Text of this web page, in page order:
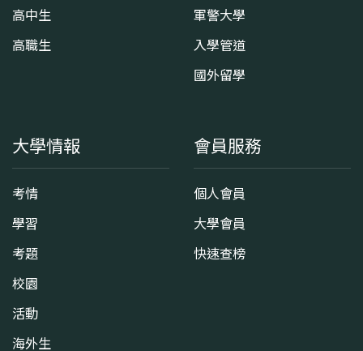
高中生
高職生
軍警大學
入學管道
國外留學
大學情報
考情
學習
考題
校園
活動
海外生
會員服務
個人會員
大學會員
快速查榜